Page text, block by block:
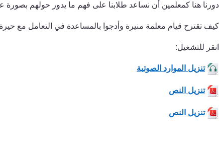
دورنا هنا كمعلمين أن نساعد طلابنا على فهم ما يدور حولهم
كيف تقترح قيام معلمة منيرة وأدجوا بالمساعدة في التعامل مع حيرة
انقر للتشغيل:
تنزيل الموارد الصوتية
تنزيل النص
تنزيل النص